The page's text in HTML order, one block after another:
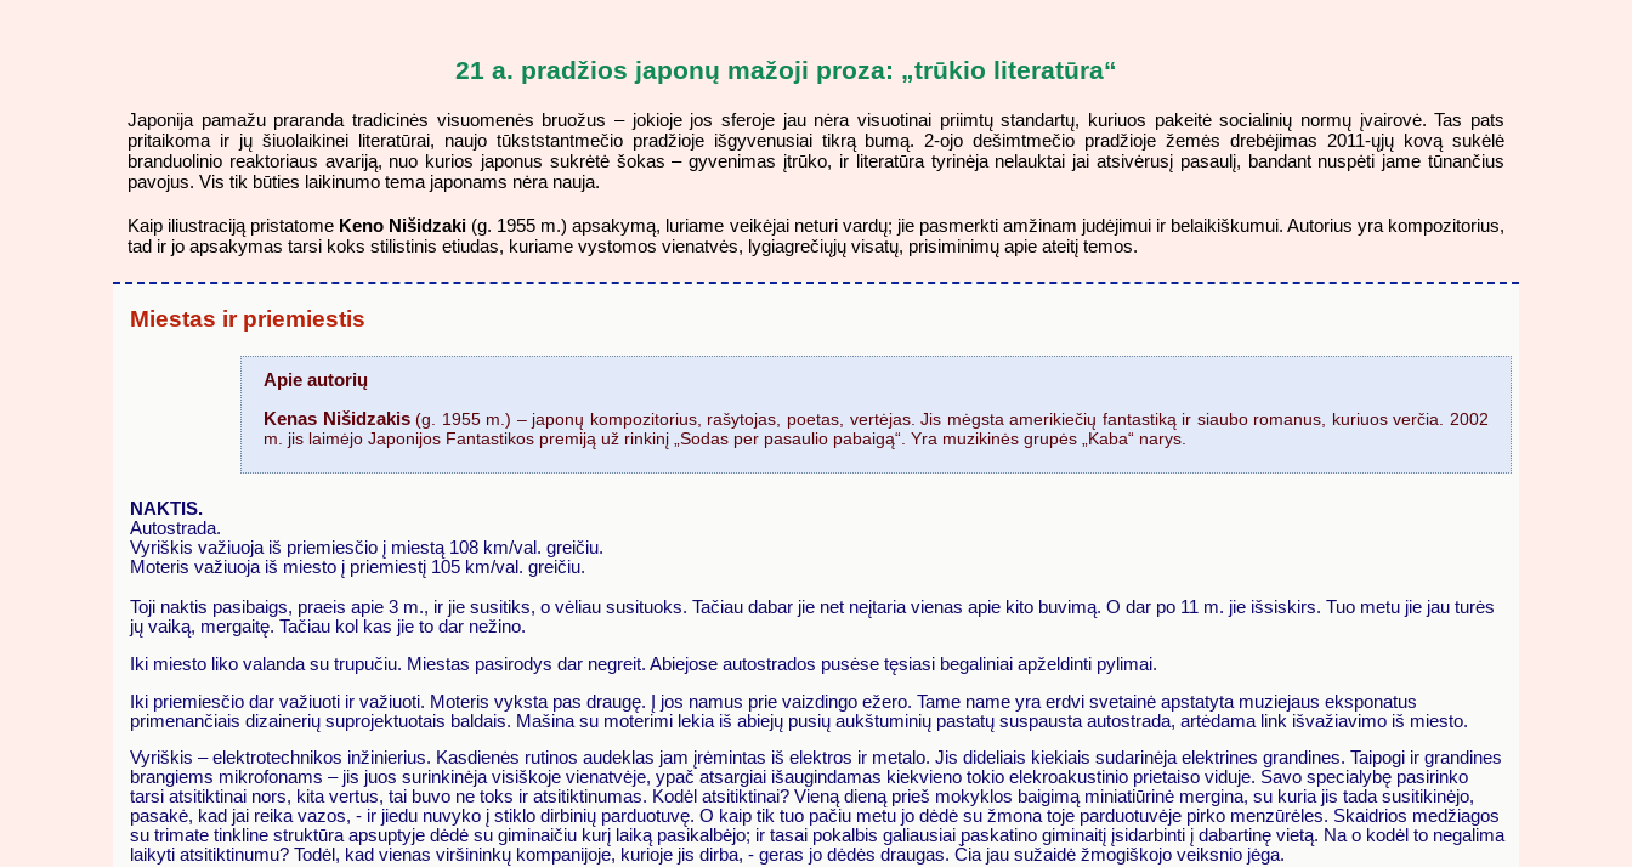
21 a. pradžios japonų mažoji proza: „trūkio literatūra“
Japonija pamažu praranda tradicinės visuomenės bruožus – jokioje jos sferoje jau nėra visuotinai priimtų standartų, kuriuos pakeitė socialinių normų įvairovė. Tas pats
pritaikoma ir jų šiuolaikinei literatūrai, naujo tūkststantmečio pradžioje išgyvenusiai tikrą bumą. 2-ojo dešimtmečio pradžioje žemės drebėjimas 2011-ųjų kovą sukėlė
branduolinio reaktoriaus avariją, nuo kurios japonus sukrėtė šokas – gyvenimas įtrūko, ir literatūra tyrinėja nelauktai jai atsivėrusį pasaulį, bandant nuspėti jame tūnančius
pavojus. Vis tik būties laikinumo tema japonams nėra nauja.
Kaip iliustraciją pristatome Keno Nišidzaki (g. 1955 m.) apsakymą, luriame veikėjai neturi vardų; jie pasmerkti amžinam judėjimui ir belaikiškumui. Autorius yra kompozitorius,
tad ir jo apsakymas tarsi koks stilistinis etiudas, kuriame vystomos vienatvės, lygiagrečiųjų visatų, prisiminimų apie ateitį temos.
Miestas ir priemiestis
Apie autorių
Kenas Nišidzakis(g. 1955 m.) – japonų kompozitorius, rašytojas, poetas, vertėjas. Jis mėgsta amerikiečių fantastiką ir siaubo romanus, kuriuos verčia. 2002
m. jis laimėjo Japonijos Fantastikos premiją už rinkinį „Sodas per pasaulio pabaigą“. Yra muzikinės grupės „Kaba“ narys.
NAKTIS.
Autostrada.
Vyriškis važiuoja iš priemiesčio į miestą 108 km/val. greičiu.
Moteris važiuoja iš miesto į priemiestį 105 km/val. greičiu.
Toji naktis pasibaigs, praeis apie 3 m., ir jie susitiks, o vėliau susituoks. Tačiau dabar jie net neįtaria vienas apie kito buvimą. O dar po 11 m. jie išsiskirs. Tuo metu jie jau turės
jų vaiką, mergaitę. Tačiau kol kas jie to dar nežino.
Iki miesto liko valanda su trupučiu. Miestas pasirodys dar negreit. Abiejose autostrados pusėse tęsiasi begaliniai apželdinti pylimai.
Iki priemiesčio dar važiuoti ir važiuoti. Moteris vyksta pas draugę. Į jos namus prie vaizdingo ežero. Tame name yra erdvi svetainė apstatyta muziejaus eksponatus
primenančiais dizainerių suprojektuotais baldais. Mašina su moterimi lekia iš abiejų pusių aukštuminių pastatų suspausta autostrada, artėdama link išvažiavimo iš miesto.
Vyriškis – elektrotechnikos inžinierius. Kasdienės rutinos audeklas jam įrėmintas iš elektros ir metalo. Jis dideliais kiekiais sudarinėja elektrines grandines. Taipogi ir grandines
brangiems mikrofonams – jis juos surinkinėja visiškoje vienatvėje, ypač atsargiai išaugindamas kiekvieno tokio elekroakustinio prietaiso viduje. Savo specialybę pasirinko
tarsi atsitiktinai nors, kita vertus, tai buvo ne toks ir atsitiktinumas. Kodėl atsitiktinai? Vieną dieną prieš mokyklos baigimą miniatiūrinė mergina, su kuria jis tada susitikinėjo,
pasakė, kad jai reika vazos, - ir jiedu nuvyko į stiklo dirbinių parduotuvę. O kaip tik tuo pačiu metu jo dėdė su žmona toje parduotuvėje pirko menzūrėles. Skaidrios medžiagos
su trimate tinkline struktūra apsuptyje dėdė su giminaičiu kurį laiką pasikalbėjo; ir tasai pokalbis galiausiai paskatino giminaitį įsidarbinti į dabartinę vietą. Na o kodėl to negalima
laikyti atsitiktinumu? Todėl, kad vienas viršininkų kompanijoje, kurioje jis dirba, - geras jo dėdės draugas. Čia jau sužaidė žmogiškojo veiksnio jėga.